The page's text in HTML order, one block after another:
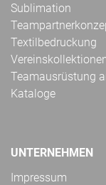
Sublimation
Textilbedruckung
Teamausrüstung
Kataloge
UNTERNEHMEN
Impressum